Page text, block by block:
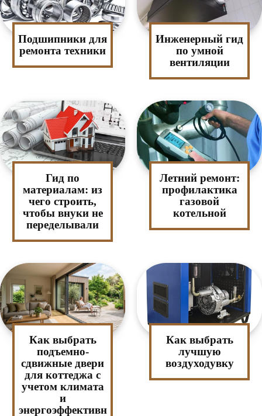
Подшипники для
ремонта техники
Инженерный гид
по умной
вентиляции
Гид по
материалам: из
чего строить,
чтобы внуки не
переделывали
Летний ремонт:
профилактика
газовой
котельной
Как выбрать
подъемно-
сдвижные двери
для коттеджа с
учетом климата
и
энергоэффективн
Как выбрать
лучшую
воздуходувку